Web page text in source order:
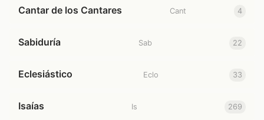
Cantar de los Cantares Cant 4
Sabiduría Sab 22
Eclesiástico Eclo 33
Isaías Is 269